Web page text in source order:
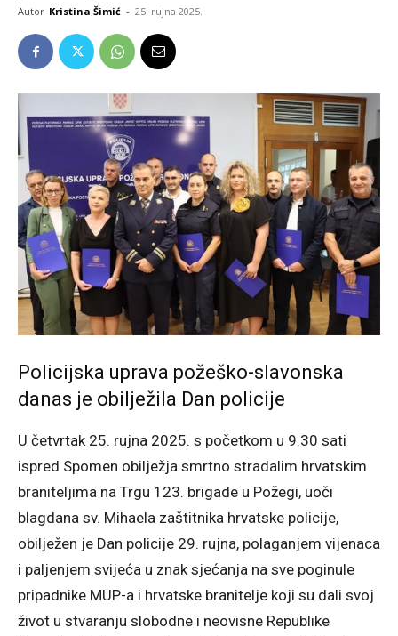
Autor Kristina Šimić - 25. rujna 2025.
Policijska uprava požeško-slavonska
danas je obilježila Dan policije
U četvrtak 25. rujna 2025. s početkom u 9.30 sati
ispred Spomen obilježja smrtno stradalim hrvatskim
braniteljima na Trgu 123. brigade u Požegi, uoči
blagdana sv. Mihaela zaštitnika hrvatske policije,
obilježen je Dan policije 29. rujna, polaganjem vijenaca
i paljenjem svijeća u znak sjećanja na sve poginule
pripadnike MUP-a i hrvatske branitelje koji su dali svoj
život u stvaranju slobodne i neovisne Republike